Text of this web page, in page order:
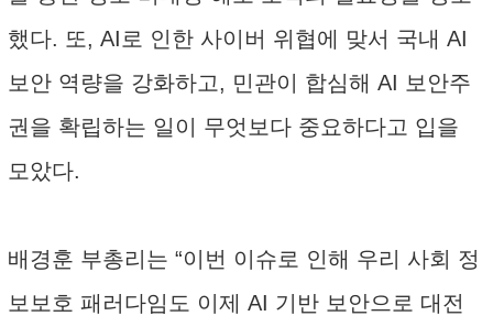
했다. 또, AI로 인한 사이버 위협에 맞서 국내 AI
보안 역량을 강화하고, 민관이 합심해 AI 보안주
권을 확립하는 일이 무엇보다 중요하다고 입을
모았다.
배경훈 부총리는 “이번 이슈로 인해 우리 사회 정
보보호 패러다임도 이제 AI 기반 보안으로 대전